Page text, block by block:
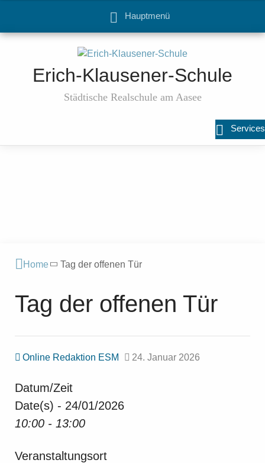
Hauptmenü
Erich-Klausener-Schule
Städtische Realschule am Aasee
Services
Home Tag der offenen Tür
Tag der offenen Tür
Online Redaktion ESM 24. Januar 2026
Datum/Zeit
Date(s) - 24/01/2026
10:00 - 13:00
Veranstaltungsort